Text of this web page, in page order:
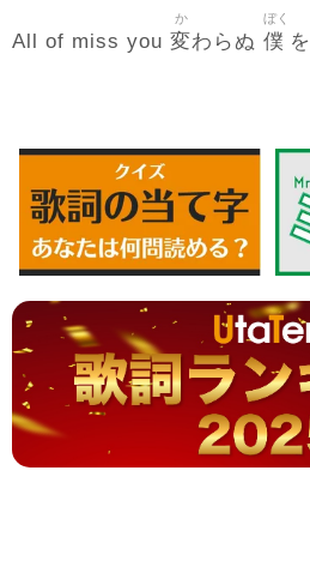
All of miss you 変
か
わらぬ 僕
ぼく
を